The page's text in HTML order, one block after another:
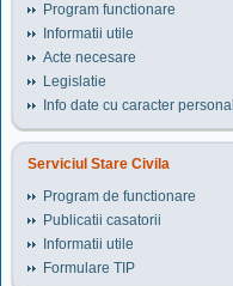
Program functionare
Informatii utile
Acte necesare
Legislatie
Info date cu caracter personal
Serviciul Stare Civila
Program de functionare
Publicatii casatorii
Informatii utile
Formulare TIP